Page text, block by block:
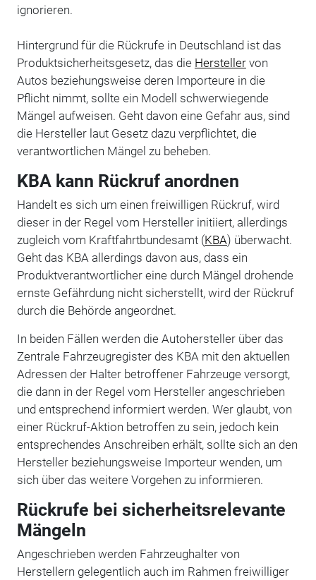
ignorieren.
Hintergrund für die Rückrufe in Deutschland ist das
Produktsicherheitsgesetz, das die Herstellervon
Autos beziehungsweise deren Importeure in die
Pflicht nimmt, sollte ein Modell schwerwiegende
Mängel aufweisen. Geht davon eine Gefahr aus, sind
die Hersteller laut Gesetz dazu verpflichtet, die
verantwortlichen Mängel zu beheben.
KBA kann Rückruf anordnen
Handelt es sich um einen freiwilligen Rückruf, wird
dieser in der Regel vom Hersteller initiiert, allerdings
zugleich vom Kraftfahrtbundesamt (KBA) überwacht.
Geht das KBA allerdings davon aus, dass ein
Produktverantwortlicher eine durch Mängel drohende
ernste Gefährdung nicht sicherstellt, wird der Rückruf
durch die Behörde angeordnet.
In beiden Fällen werden die Autohersteller über das
Zentrale Fahrzeugregister des KBA mit den aktuellen
Adressen der Halter betroffener Fahrzeuge versorgt,
die dann in der Regel vom Hersteller angeschrieben
und entsprechend informiert werden. Wer glaubt, von
einer Rückruf-Aktion betroffen zu sein, jedoch kein
entsprechendes Anschreiben erhält, sollte sich an den
Hersteller beziehungsweise Importeur wenden, um
sich über das weitere Vorgehen zu informieren.
Rückrufe bei sicherheitsrelevante
Mängeln
Angeschrieben werden Fahrzeughalter von
Herstellern gelegentlich auch im Rahmen freiwilliger